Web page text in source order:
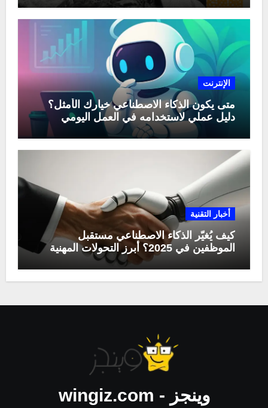
الإنترنت
متى يكون الذكاء الاصطناعي خيارك الأمثل؟
دليل عملي لاستخدامه في العمل اليومي
أخبار التقنية
كيف يُغيّر الذكاء الاصطناعي مستقبل
الموظفين في 2025؟ أبرز التحولات المهنية
وينجز - wingiz.com